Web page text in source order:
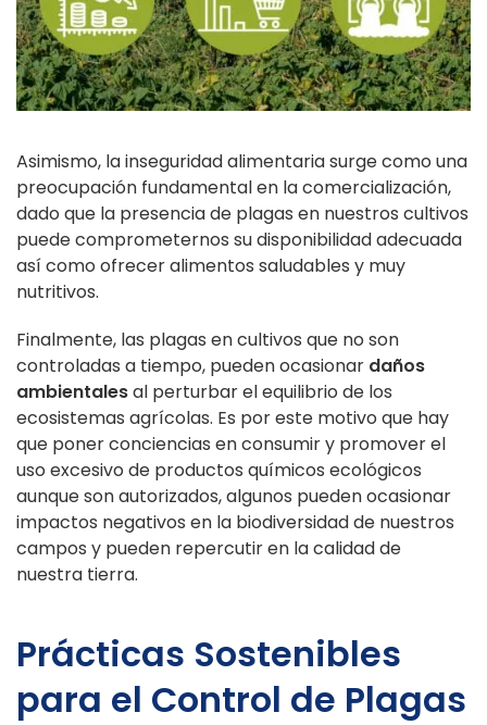
Asimismo, la inseguridad alimentaria surge como una
preocupación fundamental en la comercialización,
dado que la presencia de plagas en nuestros cultivos
puede comprometernos su disponibilidad adecuada
así como ofrecer alimentos saludables y muy
nutritivos.
Finalmente, las plagas en cultivos que no son
controladas a tiempo, pueden ocasionar daños
ambientalesal perturbar el equilibrio de los
ecosistemas agrícolas. Es por este motivo que hay
que poner conciencias en consumir y promover el
uso excesivo de productos químicos ecológicos
aunque son autorizados, algunos pueden ocasionar
impactos negativos en la biodiversidad de nuestros
campos y pueden repercutir en la calidad de
nuestra tierra.
Prácticas Sostenibles
para el Control de Plagas